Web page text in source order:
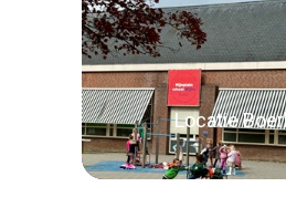
Locatie